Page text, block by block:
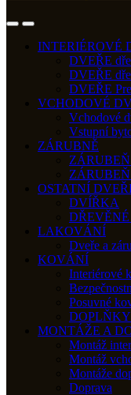
INTERIÉROVÉ
DVEŘE
DVEŘE
DVEŘE
VCHODOVÉ
Vchodové
Vstupní
ZÁRUBNĚ
OSTATNÍ
DVÍŘKA
LAKOVÁNÍ
Dveře a
KOVÁNÍ
Interiérové
Posuvné
DOPLŇKY
MONTÁŽE A
Montáž
Montáž
Montáže
Doprava